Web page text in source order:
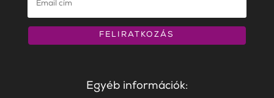
FELIRATKOZÁS
Egyéb információk: